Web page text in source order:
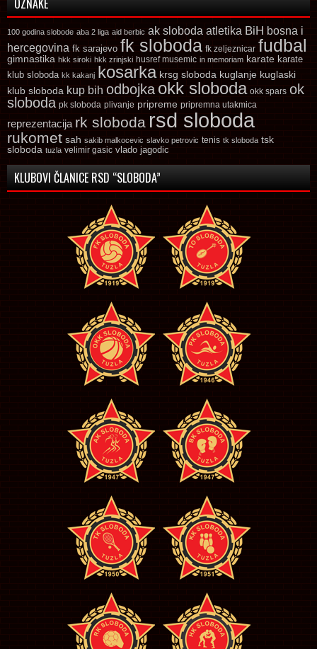
100 godina slobode aba 2 liga aid berbic ak sloboda atletika BiH bosna i
hercegovina fk sarajevo fk sloboda fk zeljeznicar fudbal
gimnastika hkk siroki hkk zrinjski husref musemic in memoriam karate karate
klub sloboda kk kakanj kosarka krsg sloboda kuglanje kuglaski
klub sloboda kup bih odbojka okk sloboda okk spars ok
sloboda pk sloboda plivanje pripreme pripremna utakmica
reprezentacija rk sloboda rsd sloboda
rukomet sah sakib malkocevic slavko petrovic tenis tk sloboda tsk
sloboda tuzla velimir gasic vlado jagodic
KLUBOVI ČLANICE RSD “SLOBODA”